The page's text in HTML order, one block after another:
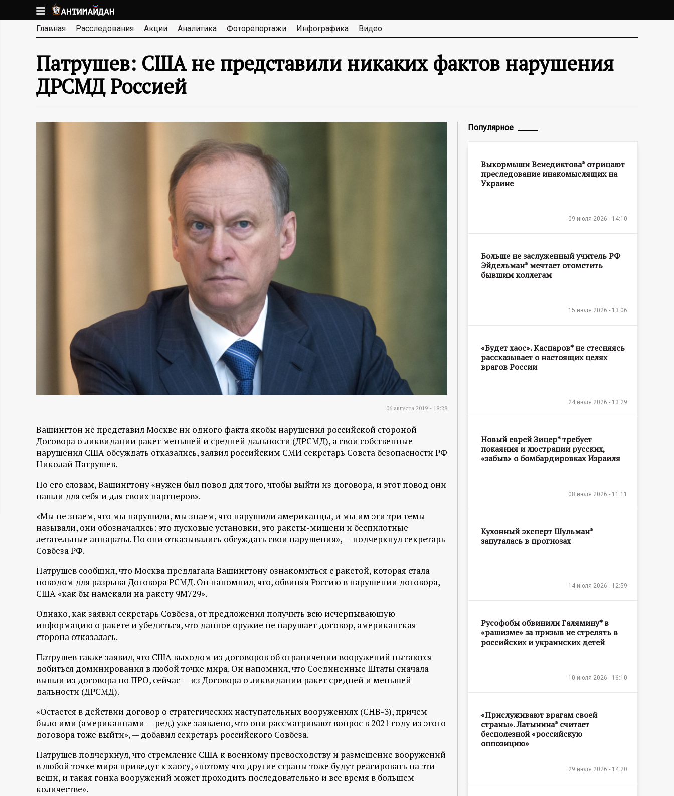
к
основномуА
Н
Т
И
М
р
а
ц
и
о
н
ы
й
п
о
р
т
а
л
Главная Расследования Акции Аналитика Фоторепортажи Инфографика Видео
Патрушев: США не представили никаких фактов нарушения
ДРСМД Россией
06 августа 2019 - 18:28
Вашингтон не представил Москве ни одного факта якобы нарушения российской стороной
Договора о ликвидации ракет меньшей и средней дальности (ДРСМД), а свои собственные
нарушения США обсуждать отказались, заявил российским СМИ секретарь Совета безопасности РФ
Николай Патрушев.
По его словам, Вашингтону «нужен был повод для того, чтобы выйти из договора, и этот повод они
нашли для себя и для своих партнеров».
«Мы не знаем, что мы нарушили, мы знаем, что нарушили американцы, и мы им эти три темы
называли, они обозначались: это пусковые установки, это ракеты-мишени и беспилотные
летательные аппараты. Но они отказывались обсуждать свои нарушения», — подчеркнул секретарь
Совбеза РФ.
Патрушев сообщил, что Москва предлагала Вашингтону ознакомиться с ракетой, которая стала
поводом для разрыва Договора РСМД. Он напомнил, что, обвиняя Россию в нарушении договора,
США «как бы намекали на ракету 9М729».
Однако, как заявил секретарь Совбеза, от предложения получить всю исчерпывающую
информацию о ракете и убедиться, что данное оружие не нарушает договор, американская
сторона отказалась.
Патрушев также заявил, что США выходом из договоров об ограничении вооружений пытаются
добиться доминирования в любой точке мира. Он напомнил, что Соединенные Штаты сначала
вышли из договора по ПРО, сейчас — из Договора о ликвидации ракет средней и меньшей
дальности (ДРСМД).
«Остается в действии договор о стратегических наступательных вооружениях (СНВ-3), причем
было ими (американцами — ред.) уже заявлено, что они рассматривают вопрос в 2021 году из этого
договора тоже выйти», — добавил секретарь российского Совбеза.
Патрушев подчеркнул, что стремление США к военному превосходству и размещение вооружений
в любой точке мира приведут к хаосу, «потому что другие страны тоже будут реагировать на эти
вещи, и такая гонка вооружений может проходить последовательно и все время в большем
количестве».
Популярное
Выкормыши Венедиктова* отрицают
преследование инакомыслящих на
Украине
09 июля 2026 - 14:10
Больше не заслуженный учитель РФ
Эйдельман* мечтает отомстить
бывшим коллегам
15 июля 2026 - 13:06
«Будет хаос». Каспаров* не стесняясь
рассказывает о настоящих целях
врагов России
24 июля 2026 - 13:29
Новый еврей Зицер* требует
покаяния и люстрации русских,
«забыв» о бомбардировках Израиля
08 июля 2026 - 11:11
Кухонный эксперт Шульман*
запуталась в прогнозах
14 июля 2026 - 12:59
Русофобы обвинили Галямину* в
«рашизме» за призыв не стрелять в
российских и украинских детей
10 июля 2026 - 16:10
«Прислуживают врагам своей
страны». Латынина* считает
бесполезной «российскую
оппозицию»
29 июля 2026 - 14:20